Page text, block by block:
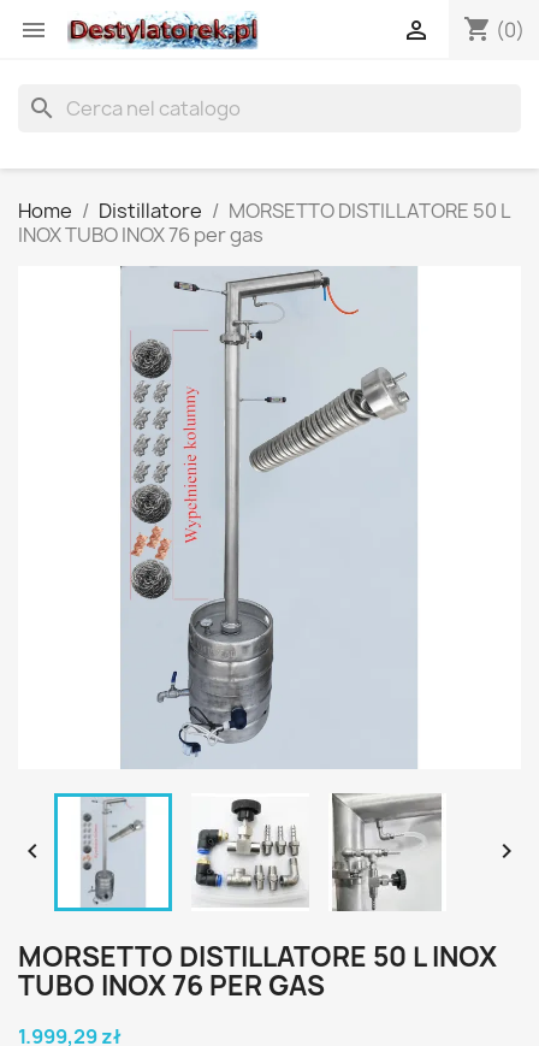
 shopping_cart (0)

search
Home Distillatore
MORSETTO DISTILLATORE 50 L
INOX TUBO INOX 76 per gas
 
MORSETTO DISTILLATORE 50 L INOX
TUBO INOX 76 PER GAS
1.999,29 zł